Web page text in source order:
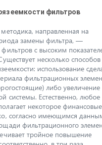
направленная на
замены фильтра, —
с высоким
несколько способов
использование
фильтрационных
либо увеличение
системы. Естественно, любое
некоторое финансовые
согласно имеющимся
фильтрационного
тройное повышение
в три раза
срок).